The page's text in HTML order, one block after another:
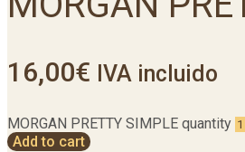
16,00€ IVA incluido
MORGAN PRETTY SIMPLE quantity
Add to cart